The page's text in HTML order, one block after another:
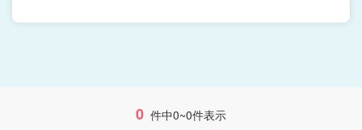
0 件中0~0件表示